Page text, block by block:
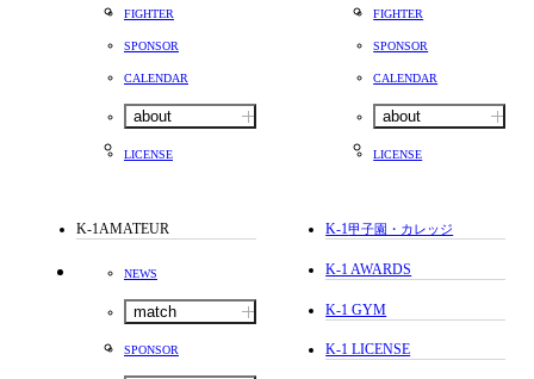
FIGHTER
SPONSOR
CALENDAR
about
LICENSE
FIGHTER
SPONSOR
CALENDAR
about
LICENSE
K-1AMATEUR
NEWS
match
SPONSOR
K-1甲子園・カレッジ
K-1 AWARDS
K-1 GYM
K-1 LICENSE